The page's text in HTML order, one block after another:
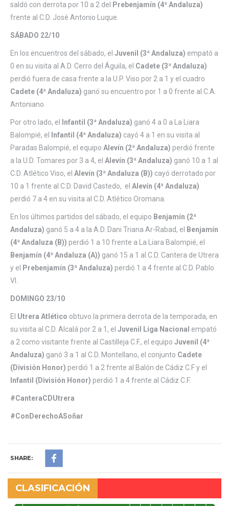
saldó con derrota por 10 a 2 del
Prebenjamín (4ª Andaluza)
frente al C.D. José Antonio Luque.
SÁBADO 22/10
En los encuentros del sábado, el Juvenil (3ª Andaluza) empató a
0 en su visita al A.D. Cerro del Águila, el Cadete (3ª Andaluza)
perdió fuera de casa frente a la U.P. Viso por 2 a 1 y el cuadro
Cadete (4ª Andaluza) ganó su encuentro por 1 a 0 frente al C.A.
Antoniano.
Por otro lado, el Infantil (3ª Andaluza) ganó 4 a 0 a La Liara
Balompié, el
Infantil (4ª Andaluza) cayó 4 a 1 en su visita al
Paradas Balompié, el equipo Alevín (2ª Andaluza) perdió frente
a la U.D. Tomares por 3 a 4, el Alevín (3ª Andaluza) ganó 10 a 1 al
C.D. Atlético Viso, el Alevín (3ª Andaluza (B)) cayó derrotado por
10 a 1 frente al C.D. David Castedo, el Alevín (4ª Andaluza)
perdió 7 a 4 en su visita al C.D. Atlético Oromana.
En los últimos partidos del sábado, el equipo Benjamín (2ª
Andaluza) ganó 5 a 4 a la A.D. Dani Triana Ar-Rabad, el
Benjamín
(4ª Andaluza (B)) perdió 1 a 10 frente a La Liara Balompié, el
Benjamín (4ª Andaluza (A)) ganó 15 a 1 al C.D. Cantera de Utrera
y el
Prebenjamín (3ª Andaluza) perdió 1 a 4 frente al C.D. Pablo
VI.
DOMINGO 23/10
El Utrera Atlético obtuvo la primera derrota de la temporada, en
su visita al C.D. Alcalá por 2 a 1, el Juvenil Liga Nacional empató
a 2 como visitante frente al Castilleja C.F., el equipo Juvenil (4ª
Andaluza) ganó 3 a 1 al C.D. Montellano, el conjunto Cadete
(División Honor) perdió 1 a 2 frente al Balón de Cádiz C.F y el
Infantil (División Honor) perdió 1 a 4 frente al Cádiz C.F.
#CanteraCDUtrera
#ConDerechoASoñar
SHARE:
CLASIFICACIÓN